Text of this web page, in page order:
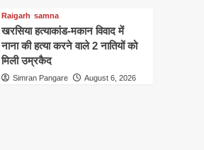
Raigarh samna
खरसिया हत्याकांड-मकान विवाद में
नाना की हत्या करने वाले 2 नातियों को
मिली उम्रकैद
Simran Pangare August 6, 2026